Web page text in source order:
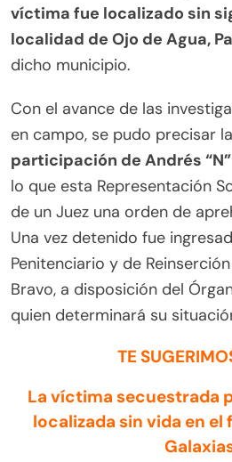
víctima fue localizado sin
localidad de Ojo de Agua,
dicho municipio.
Con el avance de las
en campo, se pudo precisar la
participación de Andrés
lo que esta Representación
de un Juez una orden de
Una vez detenido fue
Penitenciario y de
Bravo, a disposición del
quien determinará su
TE
La víctima secuestrada
localizada sin vida en